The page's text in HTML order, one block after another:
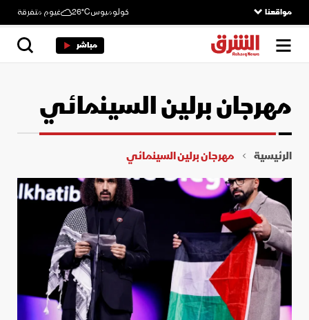
مواقعنا كولومبوس26°C غيوم متفرقة
مباشر
مهرجان برلين السينمائي
الرئيسية مهرجان برلين السينمائي